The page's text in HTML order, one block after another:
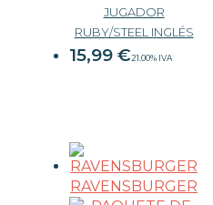
JUGADOR
RUBY/STEEL INGLÉS
15,99 €21.00% IVA
RAVENSBURGER